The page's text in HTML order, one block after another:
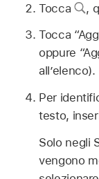
Tocca
,
Tocca
oppure
all’elenco).
Per
testo,
Solo negli
vengono